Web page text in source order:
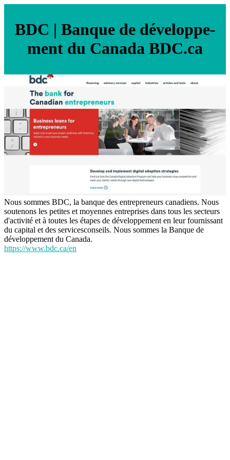
BDC | Banque de dévelop­pe­
ment du Canada BDC.ca
Nous sommes BDC, la banque des entrepreneurs canadiens. Nous
soutenons les petites et moyennes entreprises dans tous les secteurs
d'activité et à toutes les étapes de développement en leur fournissant
du capital et des servicesconseils. Nous sommes la Banque de
développement du Canada.
https://www.bdc.ca/en